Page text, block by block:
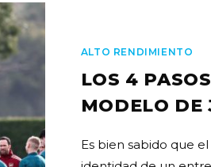
ALTO RENDIMIENTO
LOS 4
MODELO DE
Es bien sabido que